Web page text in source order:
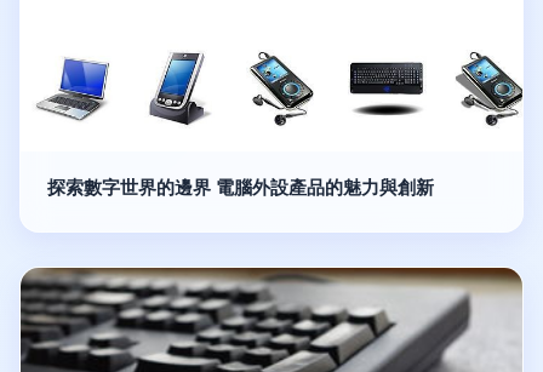
探索數字世界的邊界 電腦外設產品的魅力與創新